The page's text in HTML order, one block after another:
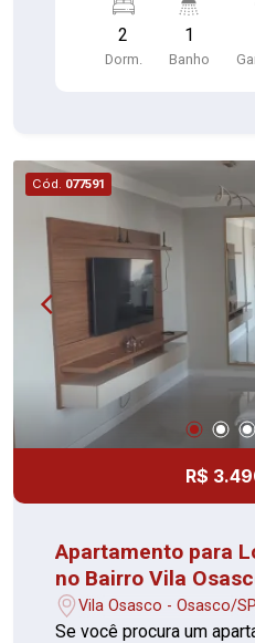
cerâmica) Sala ampla
cerâmica) Cozinha com
cooktop e forno (piso
quadra esportiva, salão
brinquedoteca Perto de
mercados e fácil acesso
Agende sua visita e
2
Dorm.
1
Banho
Cód. 077591
R$
Apartamento para
no Bairro Vila
Vila Osasco - Osasco/SP
Se você procura um